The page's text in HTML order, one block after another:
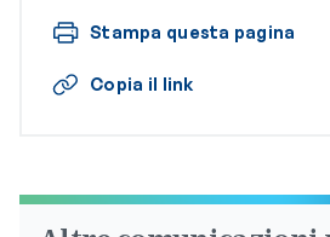
Stampa questa pagina
Copia il link